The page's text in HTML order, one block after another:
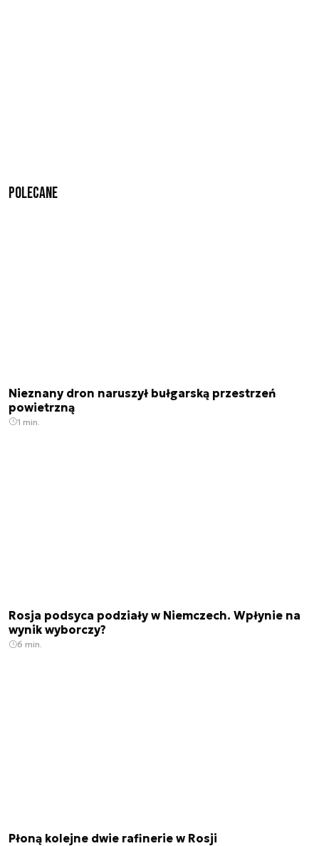
Polecane
Nieznany dron naruszył bułgarską przestrzeń
powietrzną
1 min.
Rosja podsyca podziały w Niemczech. Wpłynie na
wynik wyborczy?
6 min.
Płoną kolejne dwie rafinerie w Rosji